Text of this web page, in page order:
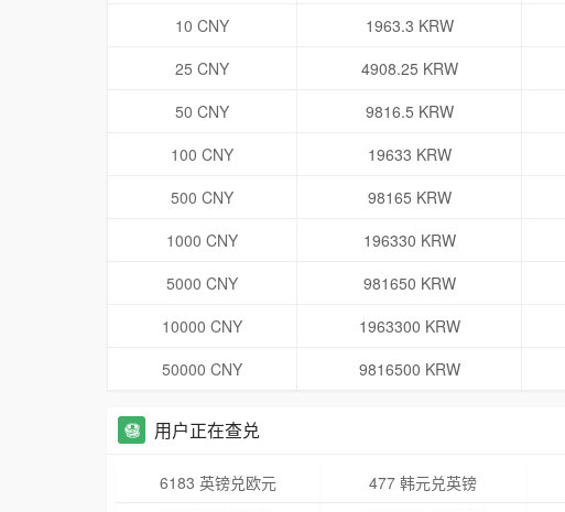
10 CNY
1963.3 KRW
25 CNY
4908.25 KRW
50 CNY
9816.5 KRW
100 CNY
19633 KRW
500 CNY
98165 KRW
1000 CNY
196330 KRW
5000 CNY
981650 KRW
10000 CNY
1963300 KRW
50000 CNY
9816500 KRW
用户正在查兑
6183 英镑兑欧元 477 韩元兑英镑